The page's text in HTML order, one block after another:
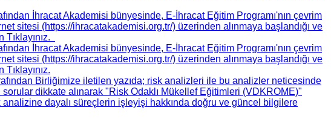
İhracat Akademisi bünyesinde, E-İhracat Eğitim Programı'nın çevrim
sitesi (https://ihracatakademisi.org.tr/) üzerinden alınmaya başlandığı ve
İhracat Akademisi bünyesinde, E-İhracat Eğitim Programı'nın çevrim
sitesi (https://ihracatakademisi.org.tr/) üzerinden alınmaya başlandığı ve
Birliğimize iletilen yazıda; risk analizleri ile bu analizler neticesinde
dikkate alınarak "Risk Odaklı Mükellef Eğitimleri (VDKROME)"
dayalı süreçlerin işleyişi hakkında doğru ve güncel bilgilere